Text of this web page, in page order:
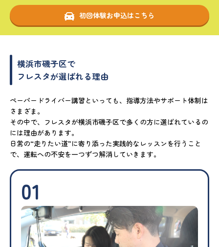
初回体験お申込はこちら
横浜市磯子区で
フレスタが選ばれる理由
ペーパードライバー講習といっても、指導方法やサポート体制は
さまざま。
その中で、フレスタが横浜市磯子区で多くの方に選ばれているの
には理由があります。
日常の“走りたい道”に寄り添った実践的なレッスンを行うこと
で、運転への不安を一つずつ解消していきます。
01